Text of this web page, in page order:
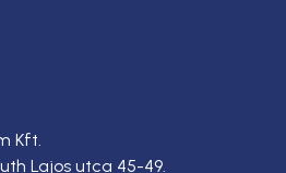
Kft.
Lajos utca 45-49.